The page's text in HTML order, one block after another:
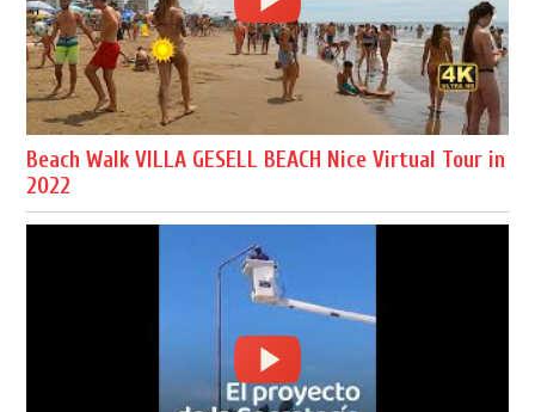
Beach Walk VILLA GESELL BEACH Nice Virtual Tour in
2022